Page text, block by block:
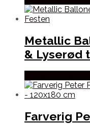
Metallic
& Lyserød
Farverig